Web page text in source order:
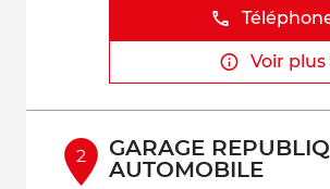
Voir plus
2
GARAGE
AUTOMOBILE